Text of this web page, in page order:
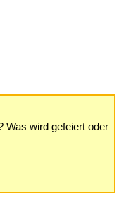
Was wird gefeiert oder